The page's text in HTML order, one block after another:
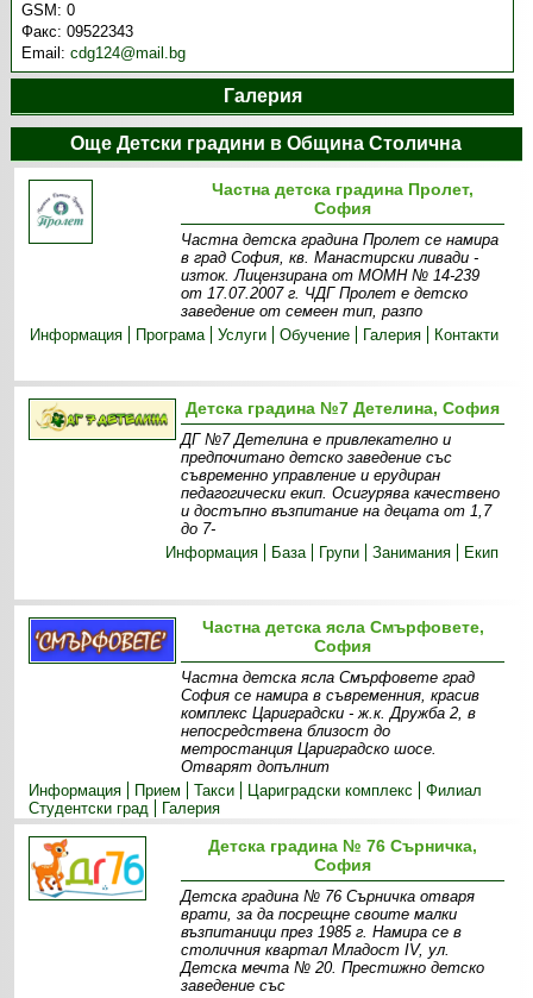
GSM:0
Факс:09522343
Email:cdg124@mail.bg
Галерия
Още Детски градини в Община Столична
Частна детска градина Пролет,
София
Частна детска градина Пролет се намира
в град София, кв. Манастирски ливади -
изток. Лицензирана от МОМН № 14-239
от 17.07.2007 г. ЧДГ Пролет е детско
заведение от семеен тип, разпо
Информация
Програма Услуги Обучение Галерия Контакти
Детска градина №7 Детелина, София
ДГ №7 Детелина е привлекателно и
предпочитано детско заведение със
съвременно управление и ерудиран
педагогически екип. Осигурява качествено
и достъпно възпитание на децата от 1,7
до 7-
Информация
База Групи Занимания Екип
Частна детска ясла Смърфовете,
София
Частна детска ясла Смърфовете град
София се намира в съвременния, красив
комплекс Цариградски - ж.к. Дружба 2, в
непосредствена близост до
метростанция Цариградско шосе.
Отварят допълнит
Информация
Прием Такси Цариградски комплекс
Филиал
Студентски град
Галерия
Детска градина № 76 Сърничка,
София
Детска градина № 76 Сърничка отваря
врати, за да посрещне своите малки
възпитаници през 1985 г. Намира се в
столичния квартал Младост IV, ул.
Детска мечта № 20. Престижно детско
заведение със